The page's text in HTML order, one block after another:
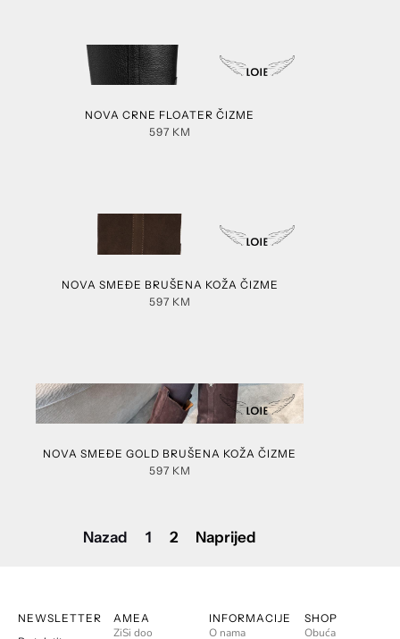
NOVA CRNE FLOATER ČIZME
597 KM
NOVA SMEĐE BRUŠENA KOŽA ČIZME
597 KM
NOVA SMEĐE GOLD BRUŠENA KOŽA ČIZME
597 KM
Nazad 1 2 Naprijed
NEWSLETTER AMEA
ZiSi doo
INFORMACIJE
O nama
SHOP
Obuća